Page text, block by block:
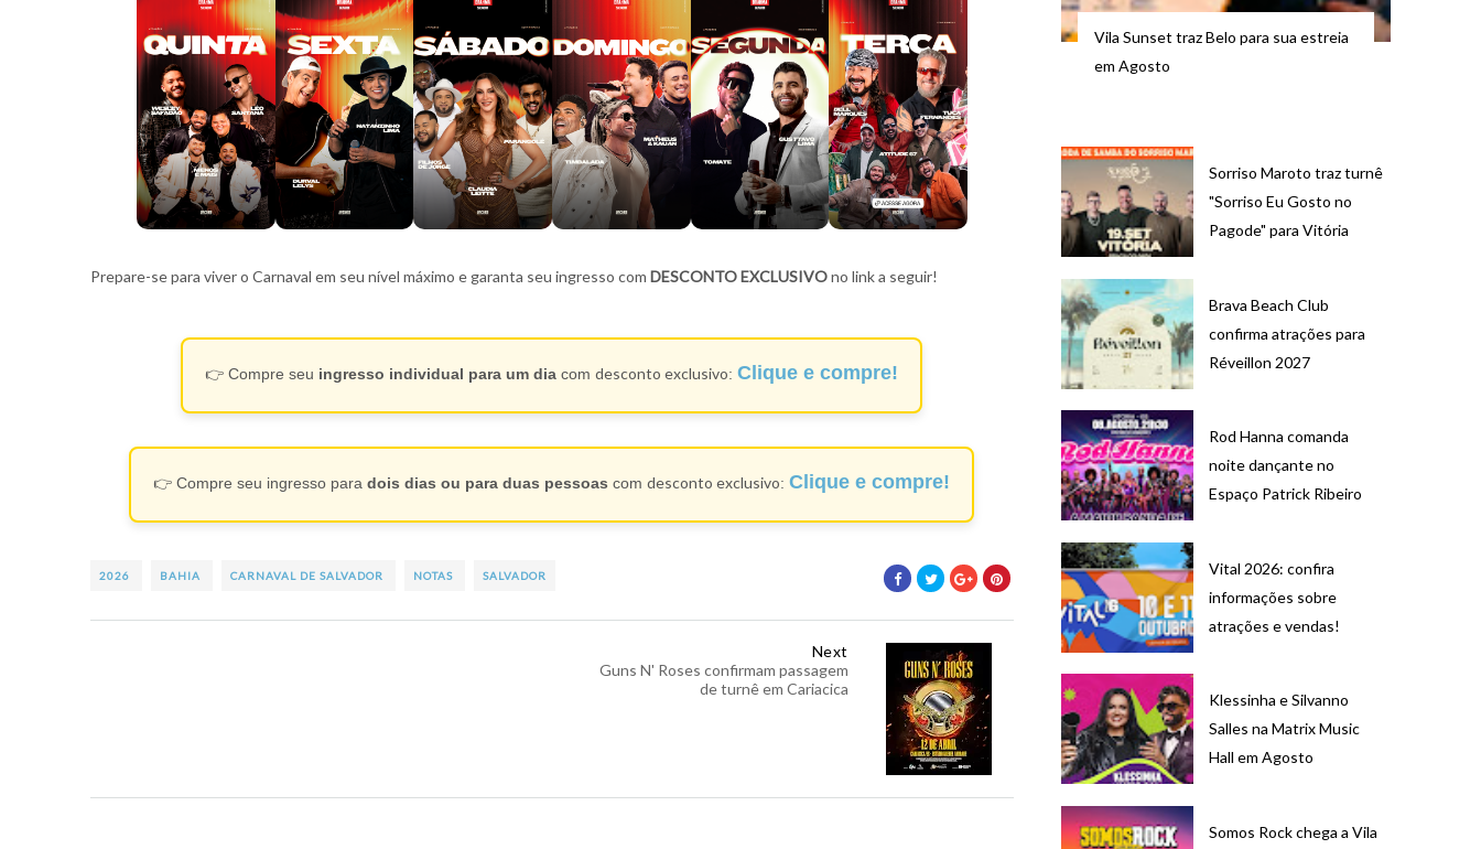
Prepare-se para viver o Carnaval em seu nível máximo e garanta seu ingresso com DESCONTO EXCLUSIVOno link a seguir!
👉 Compre seu ingresso individual para um dia comdesconto exclusivo:Clique e compre!
👉 Compre seu ingresso paradois dias ou para duas pessoas comdesconto exclusivo:Clique e compre!
2026 BAHIA CARNAVAL DE SALVADOR NOTAS SALVADOR
Next
Guns N' Roses confirmam passagem
de turnê em Cariacica
Vila Sunset traz Belo para sua estreia
em Agosto
Sorriso Maroto traz turnê
"Sorriso Eu Gosto no
Pagode" para Vitória
Brava Beach Club
confirma atrações para
Réveillon 2027
Rod Hanna comanda
noite dançante no
Espaço Patrick Ribeiro
Vital 2026: confira
informações sobre
atrações e vendas!
Klessinha e Silvanno
Salles na Matrix Music
Hall em Agosto
Somos Rock chega a Vila